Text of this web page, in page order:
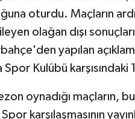
oturdu. Maçların
olağan dışı
yapılan
Kulübü
oynadığı maçların,
karşılaşmasının